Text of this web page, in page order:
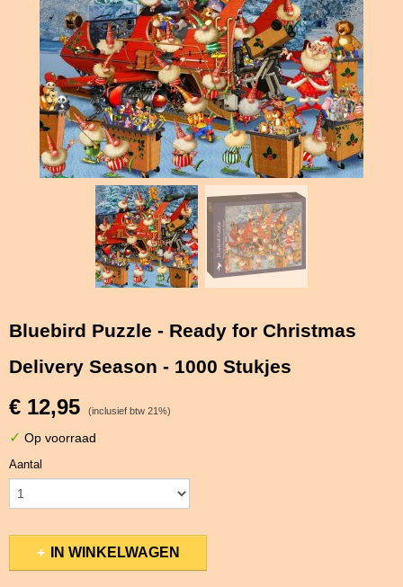
Bluebird Puzzle - Ready for Christmas
Delivery Season - 1000 Stukjes
€ 12,95 (inclusief btw 21%)
✓ Op voorraad
Aantal
IN WINKELWAGEN